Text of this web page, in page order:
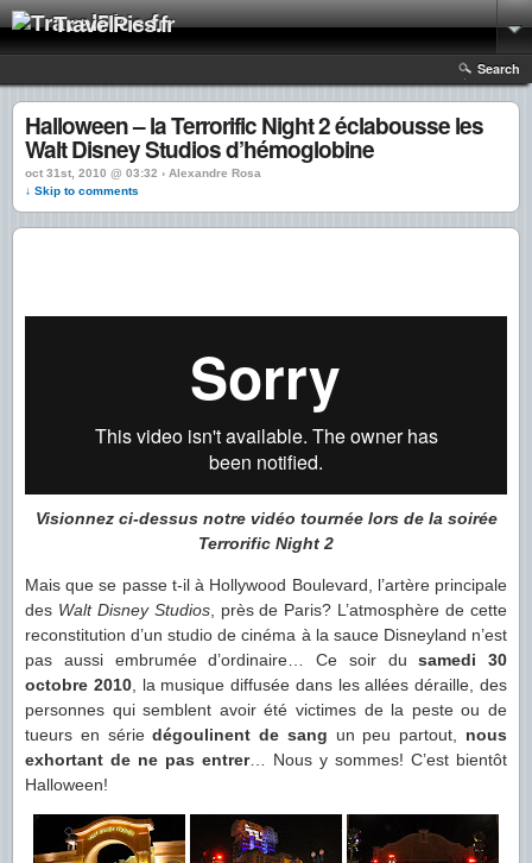
TravelPics.fr
Search
Halloween – la Terrorific Night 2 éclabousse les
Walt Disney Studios d’hémoglobine
oct 31st, 2010 @ 03:32 › Alexandre Rosa
↓ Skip to comments
Visionnez ci-dessus notre vidéo tournée lors de la soirée
Terrorific Night 2
Mais que se passe t-il à Hollywood Boulevard, l’artère principale
des Walt Disney Studios, près de Paris? L’atmosphère de cette
reconstitution d’un studio de cinéma à la sauce Disneyland n’est
pas aussi embrumée d’ordinaire… Ce soir dusamedi 30
octobre 2010, la musique diffusée dans les allées déraille, des
personnes qui semblent avoir été victimes de la peste ou de
tueurs en sériedégoulinent de sang un peu partout, nous
exhortant de ne pas entrer… Nous y sommes! C’est bientôt
Halloween!